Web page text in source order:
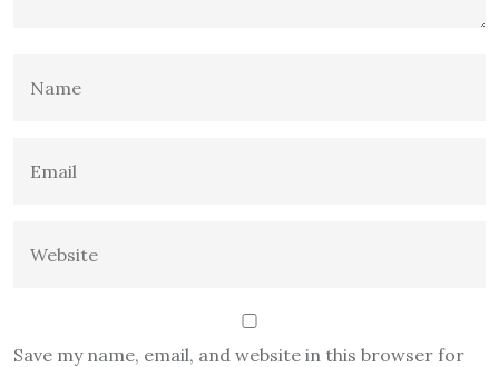
Save my name, email, and website in this browser for